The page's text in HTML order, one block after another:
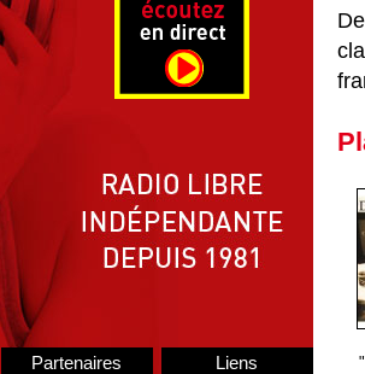
Partenaires Liens